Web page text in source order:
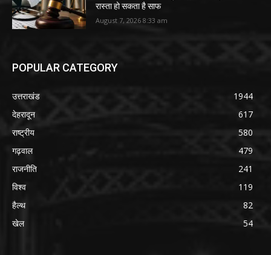
रास्ता हो सकता है साफ
August 7, 2026 8:33 am
POPULAR CATEGORY
उत्तराखंड
1944
देहरादून
617
राष्ट्रीय
580
गढ़वाल
479
राजनीति
241
विश्व
119
हैल्थ
82
खेल
54